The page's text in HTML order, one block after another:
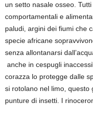
un setto nasale osseo.
comportamentali e
paludi, argini dei fiumi che
specie africane
senza allontanarsi
anche in cespugli
corazza lo protegge dalle
si rotolano nel limo, questo
punture di insetti. I